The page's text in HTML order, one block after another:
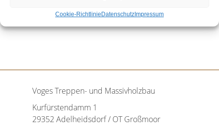
Cookie-RichtlinieDatenschutzImpressum
Voges Treppen- und Massivholzbau
Kurfürstendamm 1
29352 Adelheidsdorf / OT Großmoor